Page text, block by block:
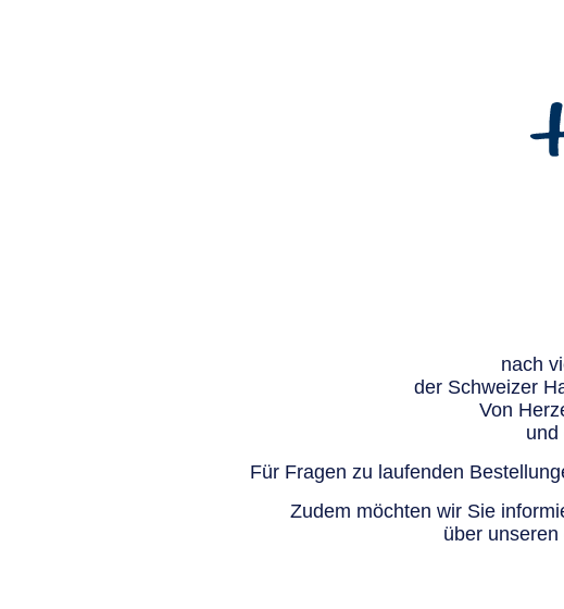
nach
der Schweizer
Von
und
Für Fragen zu laufenden
Zudem möchten wir Sie
über